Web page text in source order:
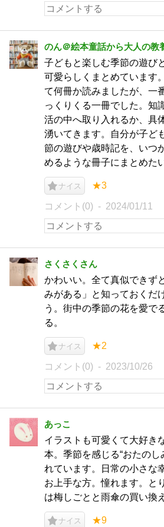
のん＠絵本童話から大人の教
子どもと楽しむ季節の遊び
可愛らしくまとめています
て何冊か読みましたが、一
っくりくる一冊でした。知
活の中へ取り入れるか、具
湧いてきます。自分が子ど
節の遊びや歳時記を、いつ
めるような冊子にまとめた
ナイス ★3
コメント(0) 2024/01/11
さくさくさん
かわいい。全て真似できず
みがある」と知っておくだ
う。街中の季節の花を愛で
る。
ナイス ★2
コメント(0) 2023/10/26
あっこ
イラストも可愛くて大好き
本。季節を感じる“おたのし
れています。日常の小さな
お上手な方。憧れます。と
は梅しごとと雨傘の買い換
ナイス ★9